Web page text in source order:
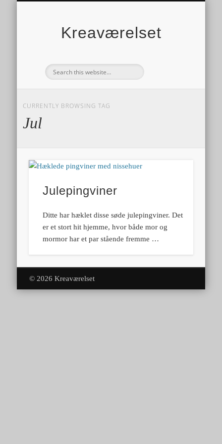
Kreaværelset
CURRENTLY BROWSING TAG
Jul
Julepingviner
Ditte har hæklet disse søde julepingviner. Det
er et stort hit hjemme, hvor både mor og
mormor har et par stående fremme …
© 2026 Kreaværelset